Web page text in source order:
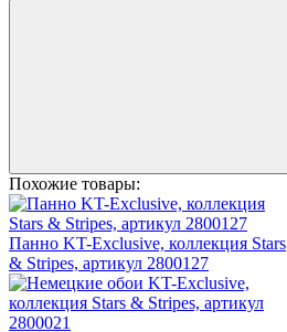
Похожие товары:
Панно KT-Exclusive, коллекция Stars
& Stripes, артикул 2800127